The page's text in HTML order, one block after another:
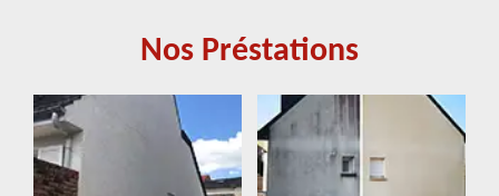
Nos Préstations